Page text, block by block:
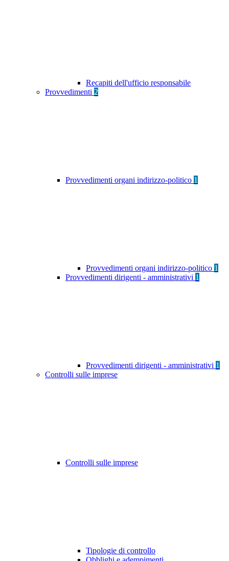
Recapiti dell'ufficio responsabile
Provvedimenti 2
Provvedimenti organi indirizzo-politico 1
Provvedimenti organi indirizzo-politico 1
Provvedimenti dirigenti - amministrativi 1
Provvedimenti dirigenti - amministrativi 1
Controlli sulle imprese
Controlli sulle imprese
Tipologie di controllo